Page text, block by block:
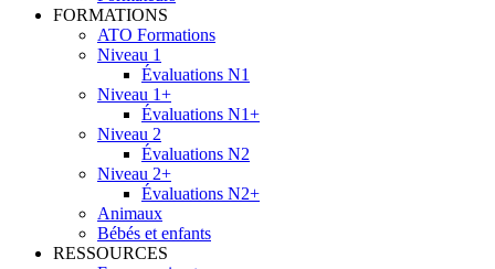
FORMATIONS
ATO Formations
Niveau 1
Évaluations N1
Niveau 1+
Évaluations N1+
Niveau 2
Évaluations N2
Niveau 2+
Évaluations N2+
Animaux
Bébés et enfants
RESSOURCES